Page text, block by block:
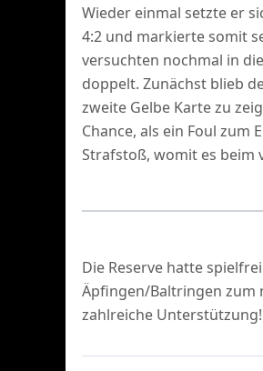
Wieder einmal setzte er
4:2 und markierte somit
versuchten nochmal in
doppelt. Zunächst blieb
zweite Gelbe Karte zu
Chance, als ein Foul zum
Strafstoß, womit es beim
Die Reserve hatte
Äpfingen/Baltringen zum
zahlreiche Unterstützung!